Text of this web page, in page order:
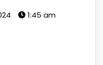
1:45 am